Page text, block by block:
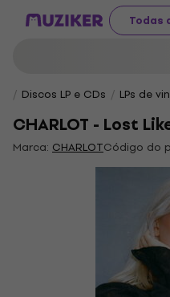
Todas
Discos LP e CDs LPs de
CHARLOT - Lost
Marca: CHARLOTCódigo do